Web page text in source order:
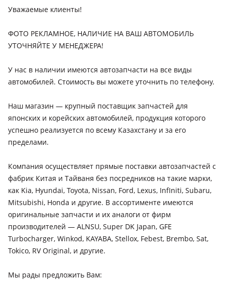
поколение, 2012 - 2015 1 поколение рестайлинг, 2009 - 2012
1 поколение
2021 - н.в. 3 поколение рестайлинг, 2018 - н.в. 3 поколение,
2012 - 2015 2 поколение (JD), 2015 - 2018 2 поколение
2010 1 поколение
Kia Cerato
2021 - н.в. 4 поколение рестайлинг (BD), 2018 - н.в. 4
поколение (BD/BDM), 2016 - 2019 3 поколение рестайлинг
2007 - 2009 1 поколение рестайлинг (LD), 2003 - 2007 1
поколение (LD)
Kia Optima
2018 - н.в. 4 поколение рестайлинг, 2015 - 2018 4
поколение (JF), 2013 - 2015 3 поколение рестайлинг, 2010 -
2013 3 поколение (FSGDS6B), 2008 - 2010 2 поколение
рестайлинг, 2005 - 2008 2 поколение, 2000 - 2002 1
поколение, 2002 - 2005 1 поколение рестайлинг (GH)
Kia Rio
поколение, 2011 - 2015 3 поколение (UB), 2015 - 2017 3
Уважаемые клиенты!
ФОТО РЕКЛАМНОЕ, НАЛИЧИЕ НА ВАШ АВТОМОБИЛЬ
УТОЧНЯЙТЕ У МЕНЕДЖЕРА!
У нас в наличии имеются автозапчасти на все виды
автомобилей. Стоимость вы можете уточнить по телефону.
Наш магазин — крупный поставщик запчастей для
японских и корейских автомобилей, продукция которого
успешно реализуется по всему Казахстану и за его
пределами.
Компания осуществляет прямые поставки автозапчастей с
фабрик Китая и Тайваня без посредников на такие марки,
как Kia, Hyundai, Toyota, Nissan, Ford, Lexus, InfIniti, Subaru,
Mitsubishi, Honda и другие. В ассортименте имеются
оригинальные запчасти и их аналоги от фирм
производителей — ALNSU, Super DK Japan, GFE
Turbocharger, Winkod, KAYABA, Stellox, Febest, Brembo, Sat,
Tokico, RV Original, и другие.
Мы рады предложить Вам: